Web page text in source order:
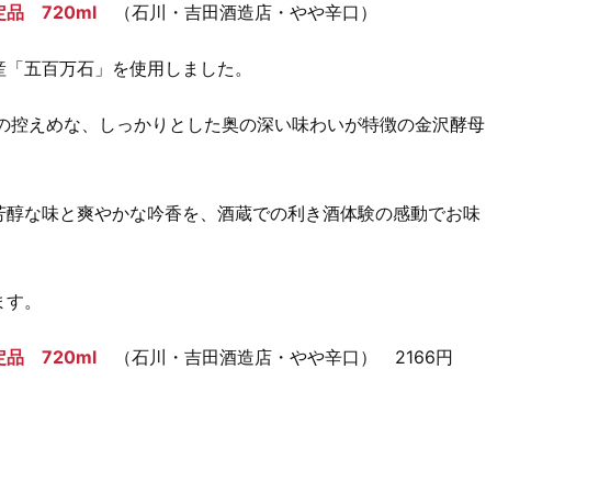
品 720ml （石川・吉田酒造店・やや辛口）
五百万石」を使用しました。
えめな、しっかりとした奥の深い味わいが特徴の金沢酵母
な味と爽やかな吟香を、酒蔵での利き酒体験の感動でお味
。
品 720ml （石川・吉田酒造店・やや辛口） 2166円